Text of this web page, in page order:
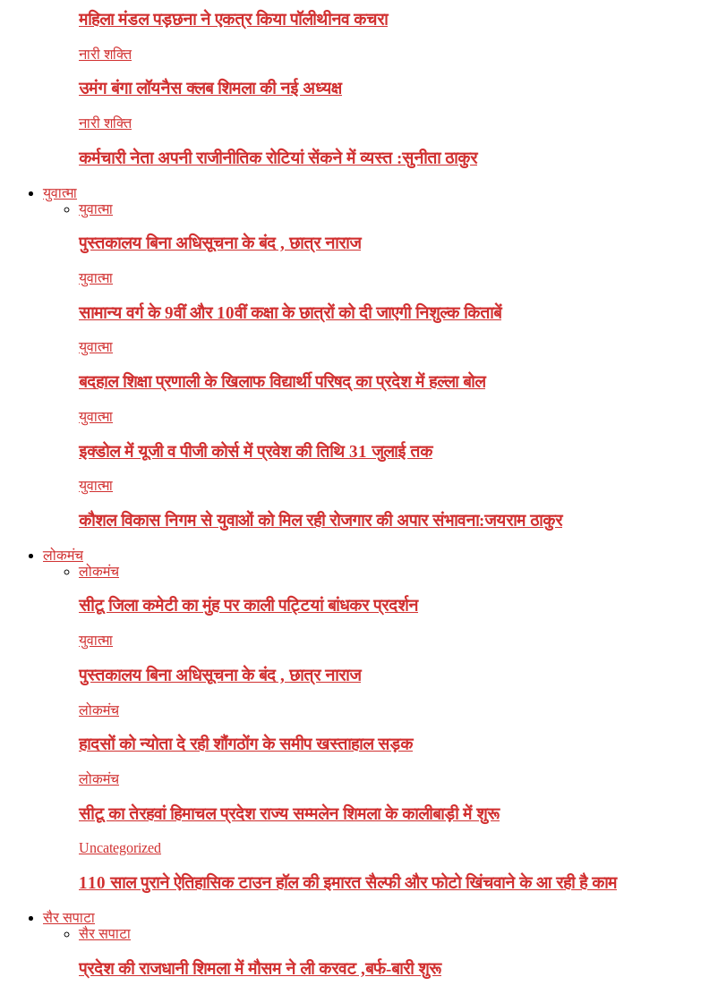
महिला मंडल पड़छना ने एकत्र किया पॉलीथीनव कचरा
नारी शक्ति
उमंग बंगा लॉयनैस क्लब शिमला की नई अध्यक्ष
नारी शक्ति
कर्मचारी नेता अपनी राजीनीतिक रोटियां सेंकने में व्यस्त :सुनीता ठाकुर
युवात्मा
युवात्मा
पुस्तकालय बिना अधिसूचना के बंद , छात्र नाराज
युवात्मा
सामान्य वर्ग के 9वीं और 10वीं कक्षा के छात्रों को दी जाएगी निशुल्क किताबें
युवात्मा
बदहाल शिक्षा प्रणाली के खिलाफ विद्यार्थी परिषद् का प्रदेश में हल्ला बोल
युवात्मा
इक्डोल में यूजी व पीजी कोर्स में प्रवेश की तिथि 31 जुलाई तक
युवात्मा
कौशल विकास निगम से युवाओं को मिल रही रोजगार की अपार संभावना:जयराम ठाकुर
लोकमंच
लोकमंच
सीटू जिला कमेटी का मुंह पर काली पट्टियां बांधकर प्रदर्शन
युवात्मा
पुस्तकालय बिना अधिसूचना के बंद , छात्र नाराज
लोकमंच
हादसों को न्योता दे रही शौंगठोंग के समीप खस्ताहाल सड़क
लोकमंच
सीटू का तेरहवां हिमाचल प्रदेश राज्य सम्मलेन शिमला के कालीबाड़ी में शुरू
Uncategorized
110 साल पुराने ऐतिहासिक टाउन हॉल की इमारत सैल्फी और फोटो खिंचवाने के आ रही है काम
सैर सपाटा
सैर सपाटा
प्रदेश की राजधानी शिमला में मौसम ने ली करवट ,बर्फ-बारी शुरू